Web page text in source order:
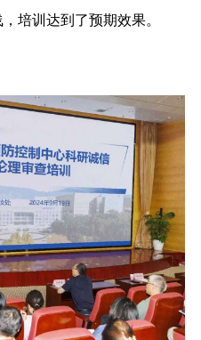
培训达到了预期效果。